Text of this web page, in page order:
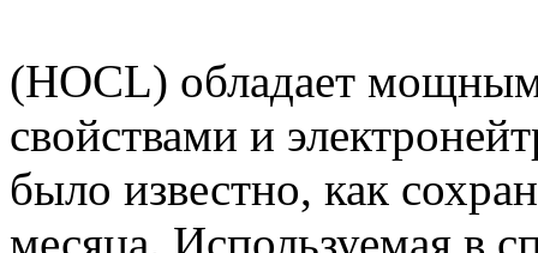
(HOCL) обладает
свойствами и
было известно, как
месяца. Используемая в